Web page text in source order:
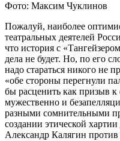
Фото: Максим Чуклинов
Пожалуй, наиболее
театральных деятелей
что история с
дела не будет. Но, по его
надо стараться никого не
«обе стороны перегнули
бы расценить как призыв к
мужественно и
разными сомнительными
создании этической
Александр Калягин